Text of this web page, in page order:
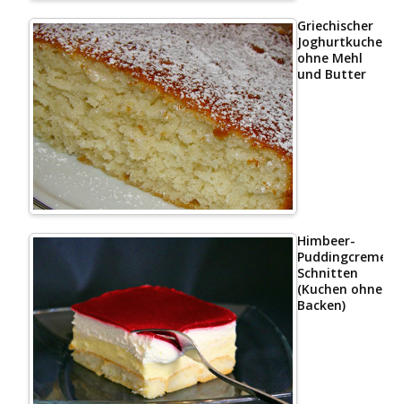
Griechischer
Joghurtkuchen
ohne Mehl
und Butter
Himbeer-
Puddingcreme
Schnitten
(Kuchen ohne
Backen)